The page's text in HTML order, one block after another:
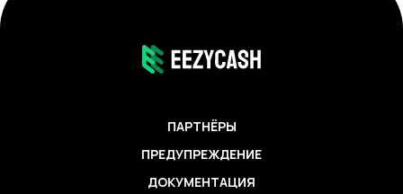
ПАРТНЁРЫ
ПРЕДУПРЕЖДЕНИЕ
ДОКУМЕНТАЦИЯ